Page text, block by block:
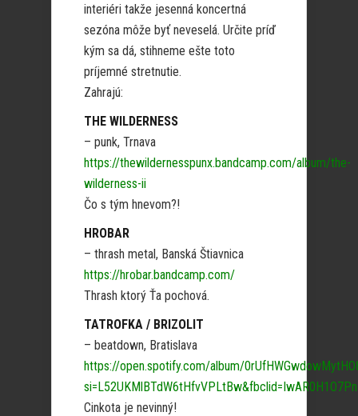
interiéri takže jesenná koncertná
sezóna môže byť neveselá. Určite príď
kým sa dá, stihneme ešte toto
príjemné stretnutie.
Zahrajú:
THE WILDERNESS
– punk, Trnava
https://thewildernesspunx.bandcamp.com/album/the-
wilderness-ii
Čo s tým hnevom?!
HROBAR
– thrash metal, Banská Štiavnica
https://hrobar.bandcamp.com/
Thrash ktorý Ťa pochová.
TATROFKA / BRIZOLIT
– beatdown, Bratislava
https://open.spotify.com/album/
Cinkota je nevinný!